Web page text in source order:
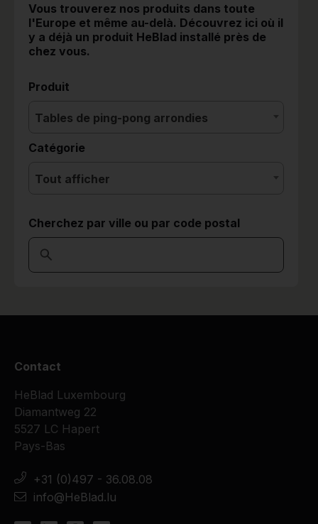
Vous trouverez nos produits dans toute
l'Europe et même au-delà. Découvrez ici où il
y a déjà un produit HeBlad installé près de
chez vous.
Produit
Tables de ping-pong arrondies
Catégorie
Tout afficher
Cherchez par ville ou par code postal
Contact
HeBlad Luxembourg
Diamantweg 22
5527 LC Hapert
Pays-Bas
+31 (0)497 - 36.08.08
info@HeBlad.lu